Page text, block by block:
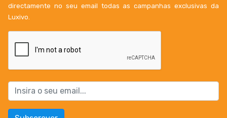
directamente no seu email todas as campanhas exclusivas da
Luxivo.